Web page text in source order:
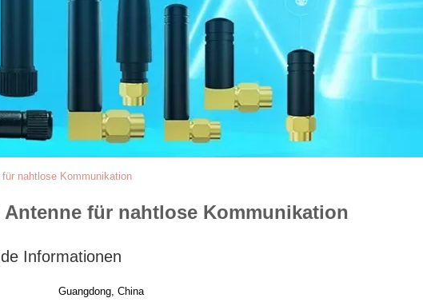
nahtlose Kommunikation
für nahtlose Kommunikation
Informationen
Guangdong, China